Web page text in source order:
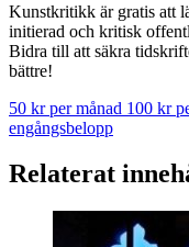
Kunstkritikk är gratis att
initierad och kritisk
Bidra till att säkra
bättre!
50 kr per månad 100 kr
engångsbelopp
Relaterat